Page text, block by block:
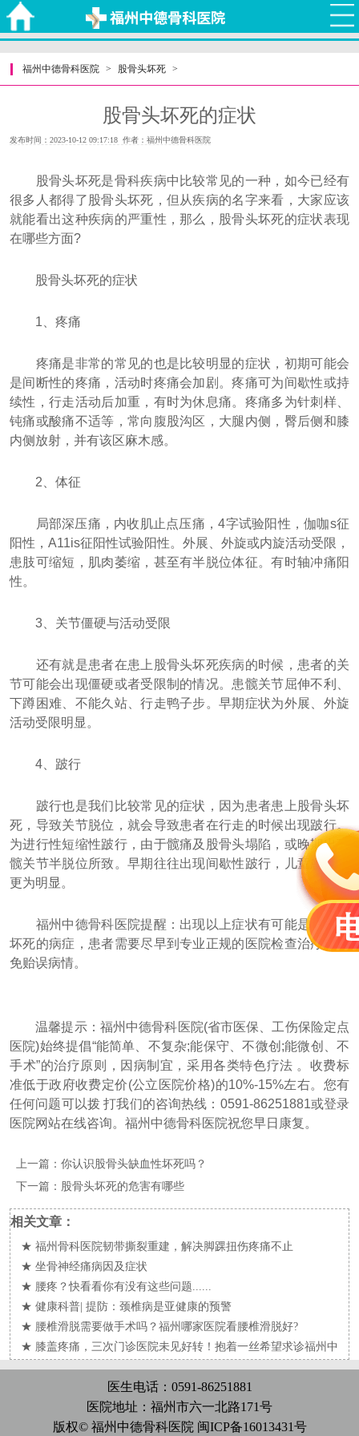
福州中德骨科医院 > 股骨头坏死 >
股骨头坏死的症状
发布时间：2023-10-12 09:17:18 作者：福州中德骨科医院
股骨头坏死是骨科疾病中比较常见的一种，如今已经有
很多人都得了股骨头坏死，但从疾病的名字来看，大家应该
就能看出这种疾病的严重性，那么，股骨头坏死的症状表现
在哪些方面?
股骨头坏死的症状
1、疼痛
疼痛是非常的常见的也是比较明显的症状，初期可能会
是间断性的疼痛，活动时疼痛会加剧。疼痛可为间歇性或持
续性，行走活动后加重，有时为休息痛。疼痛多为针刺样、
钝痛或酸痛不适等，常向腹股沟区，大腿内侧，臀后侧和膝
内侧放射，并有该区麻木感。
2、体征
局部深压痛，内收肌止点压痛，4字试验阳性，伽咖s征
阳性，A11is征阳性试验阳性。外展、外旋或内旋活动受限，
患肢可缩短，肌肉萎缩，甚至有半脱位体征。有时轴冲痛阳
性。
3、关节僵硬与活动受限
还有就是患者在患上股骨头坏死疾病的时候，患者的关
节可能会出现僵硬或者受限制的情况。患髋关节屈伸不利、
下蹲困难、不能久站、行走鸭子步。早期症状为外展、外旋
活动受限明显。
4、跛行
跛行也是我们比较常见的症状，因为患者患上股骨头坏
死，导致关节脱位，就会导致患者在行走的时候出现跛行。
为进行性短缩性跛行，由于髋痛及股骨头塌陷，或晚期出现
髋关节半脱位所致。早期往往出现间歇性跛行，儿童患者则
更为明显。
福州中德骨科医院提醒：出现以上症状有可能是股骨头
坏死的病症，患者需要尽早到专业正规的医院检查治疗，以
免贻误病情。
温馨提示：福州中德骨科医院(省市医保、工伤保险定点
医院)始终提倡“能简单、不复杂;能保守、不微创;能微创、不
手术”的治疗原则，因病制宜，采用各类特色疗法 。收费标
准低于政府收费定价(公立医院价格)的10%-15%左右。您有
任何问题可以拨 打我们的咨询热线： 0591-86251881或登录
医院网站在线咨询。福州中德骨科医院祝您早日康复。
上一篇：你认识股骨头缺血性坏死吗？
下一篇： 股骨头坏死的危害有哪些
相关文章：
★福州骨科医院韧带撕裂重建，解决脚踝扭伤疼痛不止
★坐骨神经痛病因及症状
★ 腰疼？快看看你有没有这些问题......
★健康科普| 提防：颈椎病是亚健康的预警
★ 腰椎滑脱需要做手术吗？福州哪家医院看腰椎滑脱好?
★ 膝盖疼痛，三次门诊医院未见好转！抱着一丝希望求诊福州中
德骨科后...
医生电话：0591-86251881
医院地址：福州市六一北路171号
版权© 福州中德骨科医院 闽ICP备16013431号